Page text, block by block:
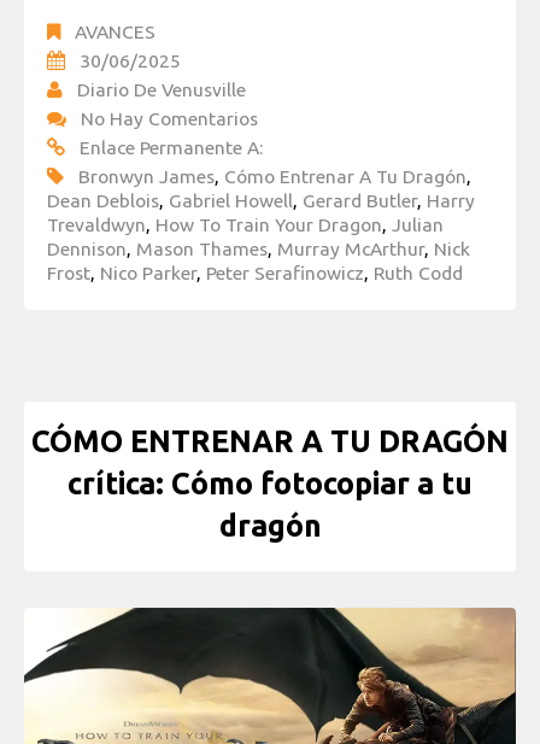
AVANCES
30/06/2025
Diario De Venusville
No Hay Comentarios
Enlace Permanente A:
Bronwyn James, Cómo Entrenar A Tu Dragón,
Dean Deblois, Gabriel Howell, Gerard Butler, Harry
Trevaldwyn, How To Train Your Dragon, Julian
Dennison, Mason Thames, Murray McArthur, Nick
Frost, Nico Parker, Peter Serafinowicz, Ruth Codd
CÓMO ENTRENAR A TU DRAGÓN
crítica: Cómo fotocopiar a tu
dragón